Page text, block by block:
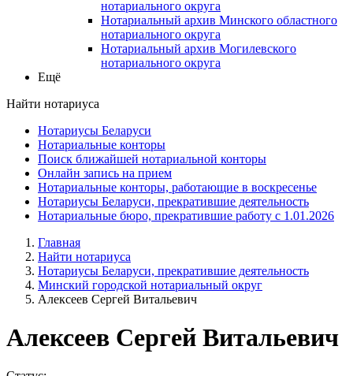
нотариального округа
Нотариальный архив Минского областного
нотариального округа
Нотариальный архив Могилевского
нотариального округа
Ещё
Найти нотариуса
Нотариусы Беларуси
Нотариальные конторы
Поиск ближайшей нотариальной конторы
Онлайн запись на прием
Нотариальные конторы, работающие в воскресенье
Нотариусы Беларуси, прекратившие деятельность
Нотариальные бюро, прекратившие работу с 1.01.2026
Главная
Найти нотариуса
Нотариусы Беларуси, прекратившие деятельность
Минский городской нотариальный округ
Алексеев Сергей Витальевич
Алексеев Сергей Витальевич